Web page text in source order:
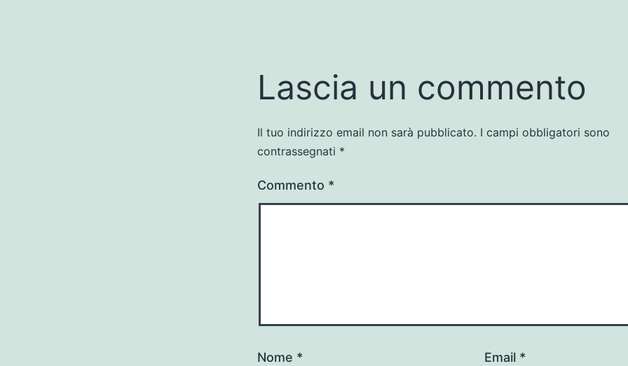
Lascia un commento
Il tuo indirizzo email non sarà pubblicato. I campi obbligatori sono
contrassegnati *
Commento *
Nome * Email *